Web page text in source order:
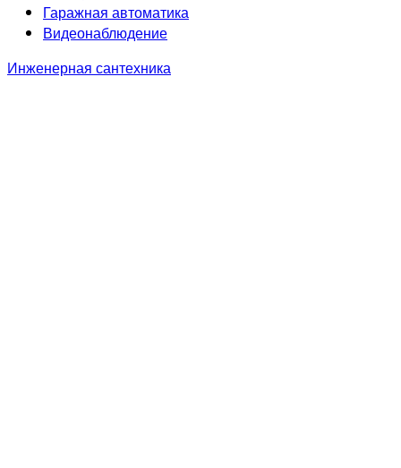
Гаражная автоматика
Видеонаблюдение
Инженерная сантехника